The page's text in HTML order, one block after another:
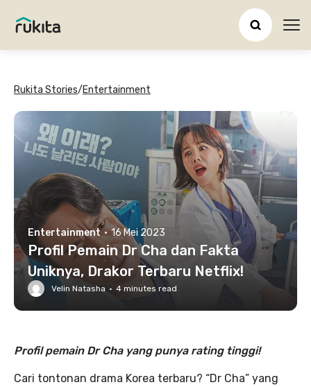
Rukita Stories/Entertainment
Entertainment · 16 Mei 2023
Profil Pemain Dr Cha dan Fakta
Uniknya, Drakor Terbaru Netflix!
Velin Natasha · 4 minutes read
Profil pemain Dr Cha yang punya rating tinggi!
Cari tontonan drama Korea terbaru? “Dr Cha” yang